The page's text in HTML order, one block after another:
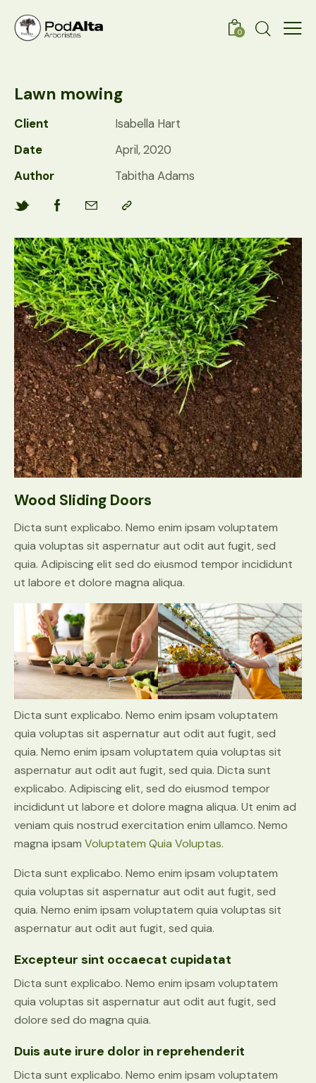
0
Lawn mowing
Wood Sliding Doors
Dicta sunt explicabo. Nemo enim ipsam voluptatem
quia voluptas sit aspernatur aut odit aut fugit, sed
quia. Adipiscing elit sed do eiusmod tempor incididunt
ut labore et dolore magna aliqua.
Dicta sunt explicabo. Nemo enim ipsam voluptatem
quia voluptas sit aspernatur aut odit aut fugit, sed
quia. Nemo enim ipsam voluptatem quia voluptas sit
aspernatur aut odit aut fugit, sed quia. Dicta sunt
explicabo. Adipiscing elit, sed do eiusmod tempor
incididunt ut labore et dolore magna aliqua. Ut enim ad
veniam quis nostrud exercitation enim ullamco. Nemo
magna ipsam Voluptatem Quia Voluptas.
Dicta sunt explicabo. Nemo enim ipsam voluptatem
quia voluptas sit aspernatur aut odit aut fugit, sed
quia. Nemo enim ipsam voluptatem quia voluptas sit
aspernatur aut odit aut fugit, sed quia.
Excepteur sint occaecat cupidatat
Dicta sunt explicabo. Nemo enim ipsam voluptatem
quia voluptas sit aspernatur aut odit aut fugit, sed
dolore sed do magna quia.
Duis aute irure dolor in reprehenderit
Dicta sunt explicabo. Nemo enim ipsam voluptatem
Client
Isabella Hart
Date
April, 2020
Author
Tabitha Adams